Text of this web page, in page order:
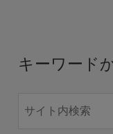
キーワード